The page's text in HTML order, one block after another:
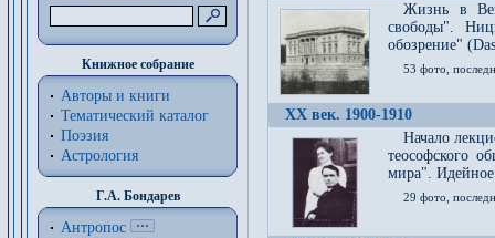
Книжное собрание
Авторы и книги
Тематический каталог
Поэзия
Астрология
Г.А. Бондарев
Антропос
Жизнь в
свободы".
обозрение"
53 фото,
XX век. 1900-1910
Начало
теософского
мира". Идейное
29 фото,